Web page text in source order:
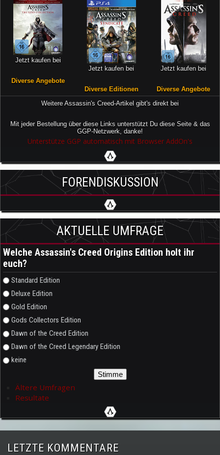
Jetzt kaufen bei
Diverse Angebote
Jetzt kaufen bei
Diverse Editionen
Jetzt kaufen bei
Diverse Angebote
Weitere Assassin's Creed-Artikel gibt's direkt bei
Mit jeder Bestellung über diese Links unterstützt Du diese Seite & das
GGP-Netzwerk, danke!
Unterstütze GGP automatisch mit Browser AddOn's
FORENDISKUSSION
AKTUELLE UMFRAGE
Welche Assassin's Creed Origins Edition holt ihr
euch?
Auswahlmöglichkeiten
Standard Edition
Deluxe Edition
Gold Edition
Gods Collectors Edition
Dawn of the Creed Edition
Dawn of the Creed Legendary Edition
keine
Ältere Umfragen
Resultate
LETZTE KOMMENTARE